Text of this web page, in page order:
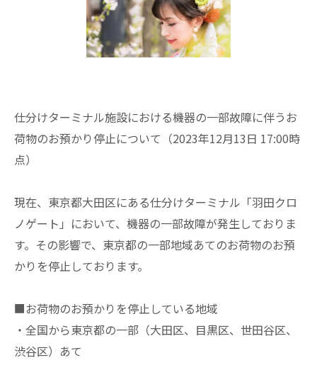
仕分けターミナル施設における機器の一部故障に伴うお
荷物のお預かり停止について（2023年12月13日 17:00時
点）
現在、東京都大田区にある仕分けターミナル「羽田クロ
ノゲート」において、機器の一部故障が発生しておりま
す。その影響で、東京都の一部地域あてのお荷物のお預
かりを停止しております。
■お荷物のお預かりを停止している地域
・全国から東京都の一部（大田区、目黒区、世田谷区、
渋谷区）あて